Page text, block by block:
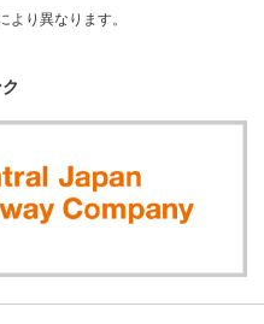
より異なります。